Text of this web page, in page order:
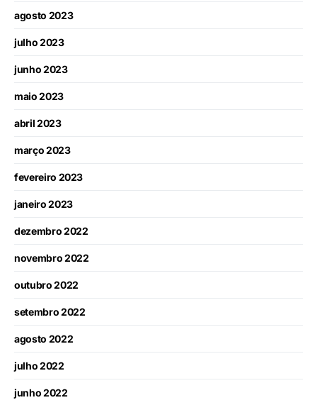
agosto 2023
julho 2023
junho 2023
maio 2023
abril 2023
março 2023
fevereiro 2023
janeiro 2023
dezembro 2022
novembro 2022
outubro 2022
setembro 2022
agosto 2022
julho 2022
junho 2022